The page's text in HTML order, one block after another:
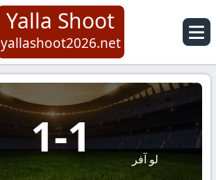
Yalla Shoot
yallashoot2026.net
لو آفر 1
-
1